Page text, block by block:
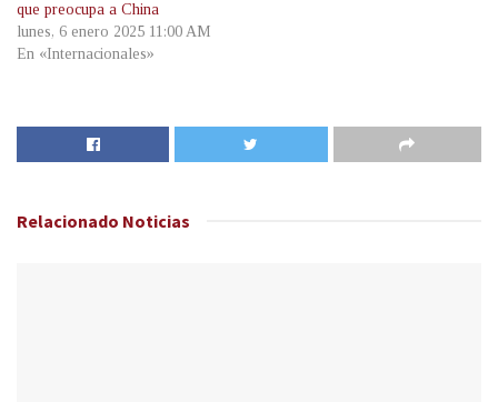
que preocupa a China
lunes, 6 enero 2025 11:00 AM
En «Internacionales»
Relacionado Noticias